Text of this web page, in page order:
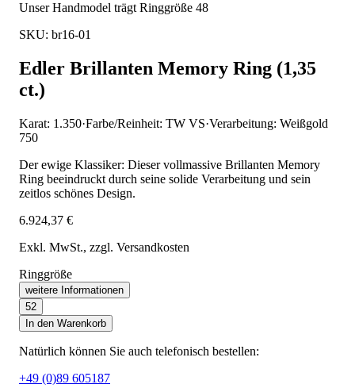
Unser Handmodel trägt Ringgröße 48
SKU: br16-01
Edler Brillanten Memory Ring (1,35
ct.)
Karat: 1.350·Farbe/Reinheit: TW VS·Verarbeitung: Weißgold
750
Der ewige Klassiker: Dieser vollmassive Brillanten Memory
Ring beeindruckt durch seine solide Verarbeitung und sein
zeitlos schönes Design.
6.924,37 €
Exkl. MwSt., zzgl. Versandkosten
Ringgröße
weitere Informationen
52
In den Warenkorb
Natürlich können Sie auch telefonisch bestellen:
+49 (0)89 605187